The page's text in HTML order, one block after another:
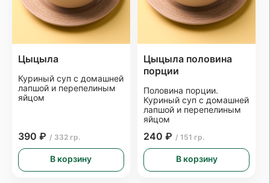
Цыцыла
Куриный суп с домашней
лапшой и перепелиным
яйцом
390 ₽ / 332 гр.
В корзину
Цыцыла половина
порции
Половина порции.
Куриный суп с домашней
лапшой и перепелиным
яйцом
240 ₽ / 151 гр.
В корзину